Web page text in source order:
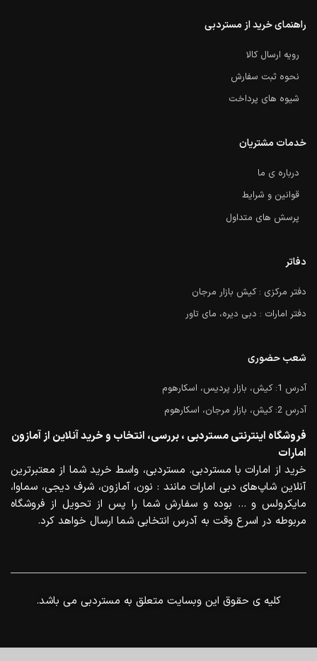
راهنمای خرید از مستردبی
رویه ارسال کالا
نحوه ثبت سفارش
شیوه های پرداخت
خدمات مشتریان
درباره ی ما
قوانین و شرایط
پرسش های متداول
دفاتر
دفتر مرکزی : کیش بازار مرجان
دفتر امارات : دبی دیره، مای تاور
شعب حضوری
آدرس 1: کیش، بازار پردیس، اسکارهوم
آدرس 2: کیش، بازار مرجان، اسکارهوم
فروشگاه اینترنتی مستردبی ، بررسی، انتخاب و خرید آنلاین از آمازون
امارات
خرید از امارات با مستردبی. مستردبی، واسط خرید شما از معتبرترین
آنلاین شاپ‌های دبی امارات مانند : نون، آمازون، شرف دیجی، سماوا،
مایکرولس و … بوده و سفارش شما را پس از تحویل از فروشگاه
مربوطه در اسرع وقت به آدرس انتخابی شما ارسال خواهد کرد.
.کلیه ی حقوق این وبسایت متعلق به مستردبی می باشد